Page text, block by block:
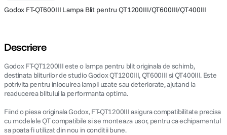
Godox FT-QT600III Lampa Blit pentru QT1200III/QT600III/QT400III
Descriere
Godox FT-QT1200III este o lampa pentru blit originala de schimb,
destinata bliturilor de studio Godox QT1200III, QT600III si QT400III. Este
potrivita pentru inlocuirea lampii uzate sau deteriorate, ajutand la
readucerea blitului la performanta optima.
Fiind o piesa originala Godox, FT-QT1200III asigura compatibilitate precisa
cu modelele QT compatibile si se monteaza usor, pentru ca echipamentul
sa poata fi utilizat din nou in conditii bune.